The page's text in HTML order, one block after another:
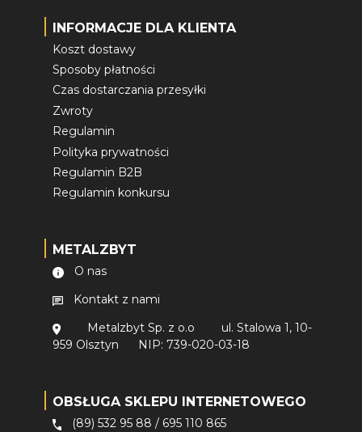
INFORMACJE DLA KLIENTA
Koszt dostawy
Sposoby płatności
Czas dostarczania przesyłki
Zwroty
Regulamin
Polityka prywatności
Regulamin B2B
Regulamin konkursu
METALZBYT
O nas
Kontakt z nami
Metalzbyt Sp. z o.o
ul. Stalowa 1, 10-
959 Olsztyn
NIP: 739-020-03-18
OBSŁUGA SKLEPU INTERNETOWEGO
(89) 532 95 88 / 695 110 865